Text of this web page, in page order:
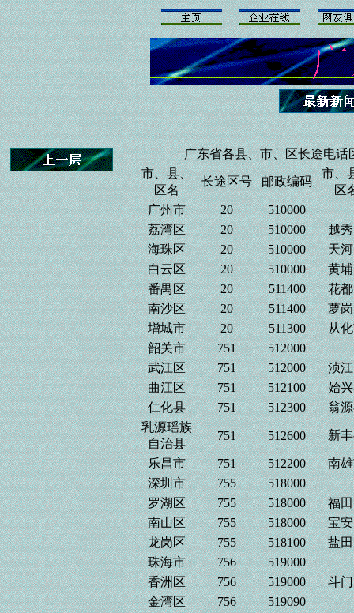
广东省各县、市、区长途电话
市、县、
区名
长途区号 邮政编码
市、
区
广州市
20
510000
荔湾区
20 510000
越
海珠区
20 510000
天
白云区
20 510000
黄
番禺区
20 511400
花
南沙区
20 511400
萝
增城市
20 511300
从
韶关市
751
512000
武江区
751 512000
浈
曲江区
751 512100
始
仁化县
751 512300
翁
乳源瑶族
自治县
751 512600 新
乐昌市 751 512200
南
深圳市
755
518000
罗湖区
755 518000
福
南山区
755 518000
宝
龙岗区
755 518100
盐
珠海市
756
519000
香洲区
756 519000
斗
金湾区
756
519090